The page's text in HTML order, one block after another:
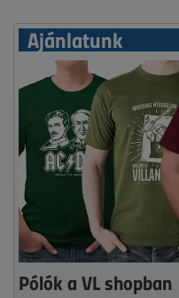
Ajánlatunk
Pólók a VL shopban